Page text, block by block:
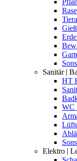
Sanitär |
HT
WC
Elektro |